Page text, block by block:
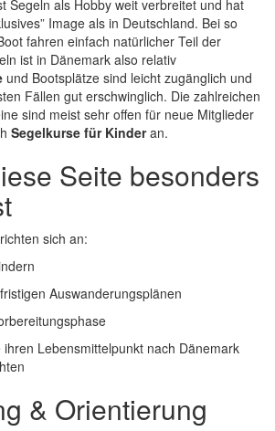
Segeln als Hobby weit verbreitet und hat
Image als in Deutschland. Bei so
fahren einfach natürlicher Teil der
ist in Dänemark also relativ
und Bootsplätze sind leicht zugänglich und
Fällen gut erschwinglich. Die zahlreichen
sind meist sehr offen für neue Mitglieder
Segelkurse für Kinderan.
Seite besonders
sich an:
Auswanderungsplänen
ihren Lebensmittelpunkt nach Dänemark
& Orientierung